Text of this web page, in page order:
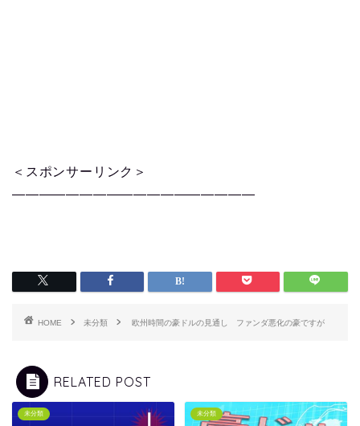
＜スポンサーリンク＞
——————————————————
HOME 未分類 欧州時間の豪ドルの見通し ファンダ悪化の豪ですが
RELATED POST
未分類 未分類